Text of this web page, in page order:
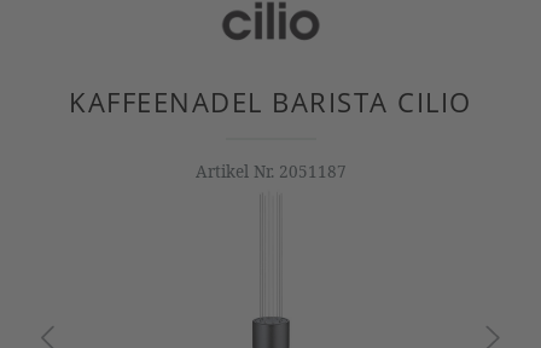
KAFFEENADEL BARISTA CILIO
Artikel Nr. 2051187